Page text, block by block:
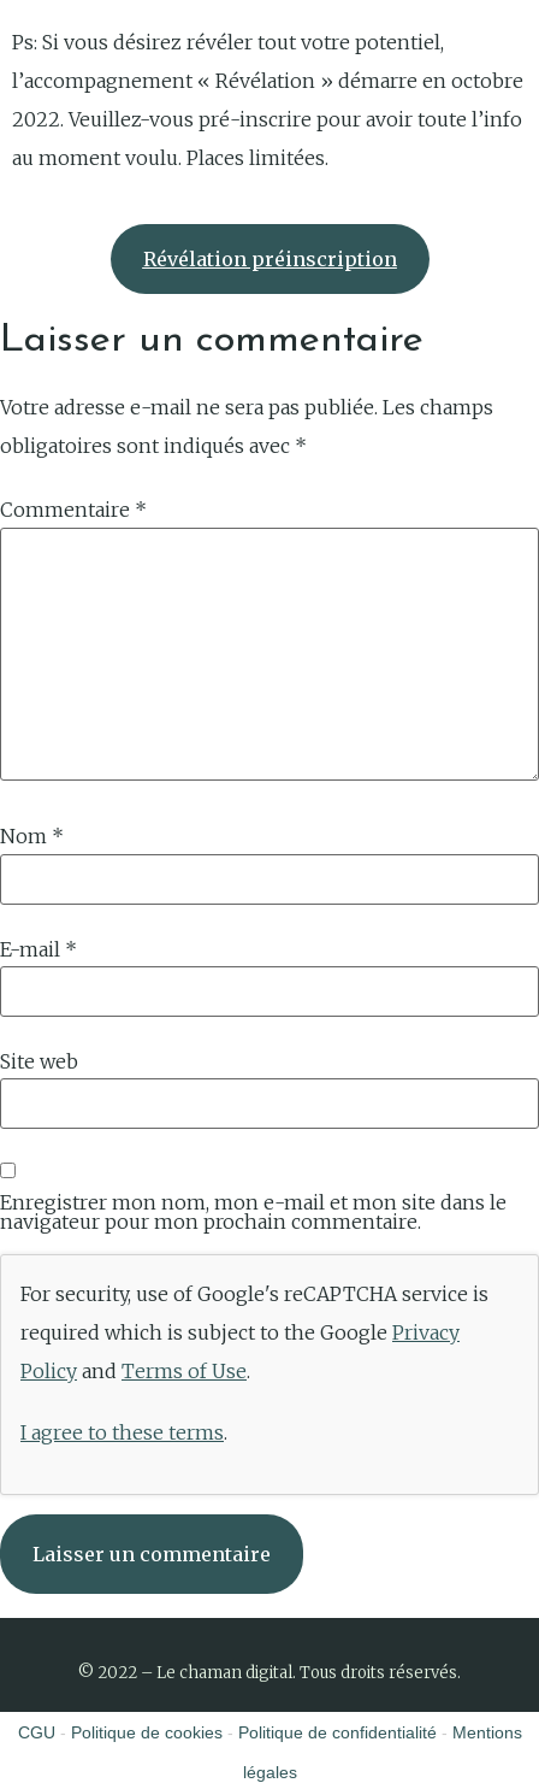
Ps: Si vous désirez révéler tout votre potentiel,
l’accompagnement « Révélation » démarre en octobre
2022. Veuillez-vous pré-inscrire pour avoir toute l’info
au moment voulu. Places limitées.
Révélation préinscription
Laisser un commentaire
Votre adresse e-mail ne sera pas publiée. Les champs
obligatoires sont indiqués avec *
Commentaire *
Nom *
E-mail *
Site web
Enregistrer mon nom, mon e-mail et mon site dans le
navigateur pour mon prochain commentaire.
For security, use of Google's reCAPTCHA service is
required which is subject to the Google Privacy
Policy and Terms of Use.
I agree to these terms.
© 2022 – Le chaman digital. Tous droits réservés.
CGU - Politique de cookies- Politique de confidentialité- Mentions
légales